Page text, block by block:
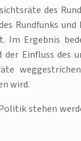
des
Rundfunks und
Ergebnis
Einfluss des
wird.
stehen